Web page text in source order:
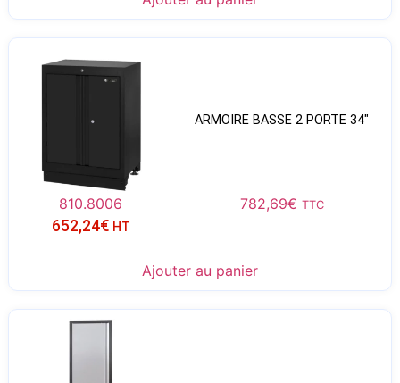
ARMOIRE BASSE 2 PORTE 34″
810.8006 782,69€ TTC
652,24€ HT
Ajouter au panier